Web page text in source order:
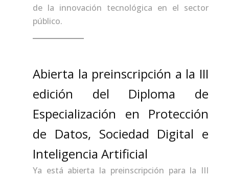
de la innovación tecnológica en el sector
público.
Abierta la preinscripción a la III
edición del Diploma de
Especialización en Protección
de Datos, Sociedad Digital e
Inteligencia Artificial
Ya está abierta la preinscripción para la III